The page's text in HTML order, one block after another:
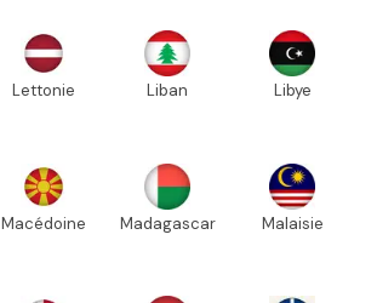
Lettonie Liban Libye
Macédoine Madagascar Malaisie